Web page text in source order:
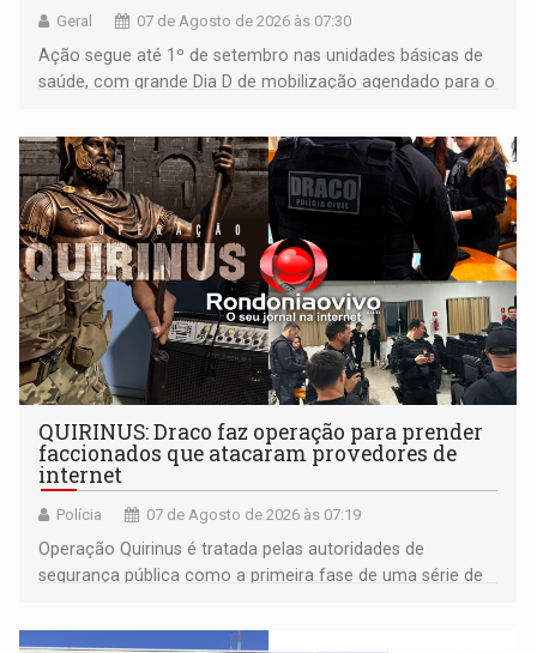
Geral 07 de Agosto de 2026 às 07:30
Ação segue até 1º de setembro nas unidades básicas de
saúde, com grande Dia D de mobilização agendado para o
QUIRINUS: Draco faz operação para prender
faccionados que atacaram provedores de
internet
Polícia 07 de Agosto de 2026 às 07:19
Operação Quirinus é tratada pelas autoridades de
segurança pública como a primeira fase de uma série de